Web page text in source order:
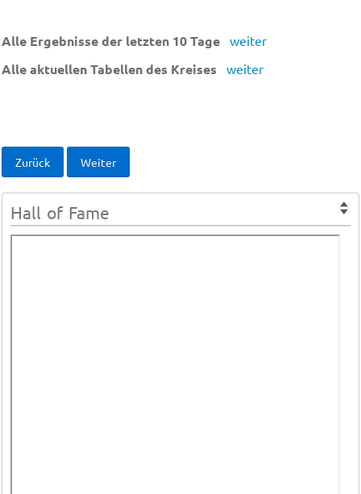
Alle Ergebnisse der letzten 10 Tage weiter
Alle aktuellen Tabellen des Kreises weiter
Zurück Weiter
Hall of Fame